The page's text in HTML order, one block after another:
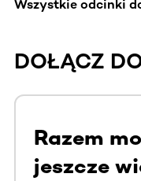
Wszystkie odcinki
DOŁĄCZ
Razem
jeszcze